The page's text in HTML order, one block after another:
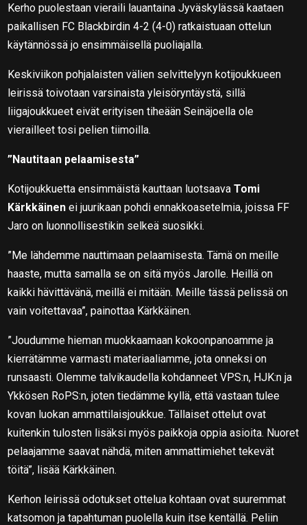
Kerho puolestaan vieraili lauantaina Jyväskylässä kaataen
paikallisen FC Blackbirdin 4-2 (4-0) ratkaistuaan ottelun
käytännössä jo ensimmäisellä puoliajalla.
Keskiviikon pohjalaisten välien selvittelyyn kotijoukkueen
leirissä toivotaan varsinaista yleisöryntäystä, sillä
liigajoukkueet eivät erityisen tiheään Seinäjoella ole
vierailleet tosi pelien tiimoilla.
”Nautitaan pelaamisesta”
Kotijoukkuetta ensimmäistä kauttaan luotsaavaTomi
Kärkkäinen ei juurikaan pohdi ennakkoasetelmia, joissa FF
Jaro on luonnollisestikin selkeä suosikki.
”Me lähdemme nauttimaan pelaamisesta. Tämä on meille
haaste, mutta samalla se on sitä myös Jarolle. Heillä on
kaikki hävittävänä, meillä ei mitään. Meille tässä pelissä on
vain voitettavaa”, painottaa Kärkkäinen.
”Joudumme hieman muokkaamaan kokoonpanoamme ja
kierrätämme varmasti materiaaliamme, jota onneksi on
runsaasti. Olemme talvikaudella kohdanneet VPS:n, HJK:n ja
Ykkösen RoPS:n, joten tiedämme kyllä, että vastaan tulee
kovan luokan ammattilaisjoukkue. Tällaiset ottelut ovat
kuitenkin tulosten lisäksi myös paikkoja oppia asioita. Nuoret
pelaajamme saavat nähdä, miten ammattimiehet tekevät
töitä”, lisää Kärkkäinen.
Kerhon leirissä odotukset ottelua kohtaan ovat suuremmat
katsomon ja tapahtuman puolella kuin itse kentällä. Peliin